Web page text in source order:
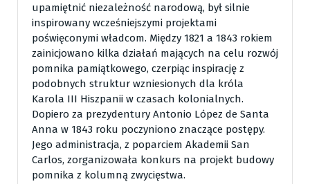
upamiętnić niezależność narodową, był silnie
inspirowany wcześniejszymi projektami
poświęconymi władcom. Między 1821 a 1843 rokiem
zainicjowano kilka działań mających na celu rozwój
pomnika pamiątkowego, czerpiąc inspirację z
podobnych struktur wzniesionych dla króla
Karola III Hiszpanii w czasach kolonialnych.
Dopiero za prezydentury Antonio López de Santa
Anna w 1843 roku poczyniono znaczące postępy.
Jego administracja, z poparciem Akademii San
Carlos, zorganizowała konkurs na projekt budowy
pomnika z kolumną zwycięstwa.